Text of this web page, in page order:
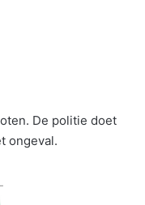
De politie doet
ongeval.